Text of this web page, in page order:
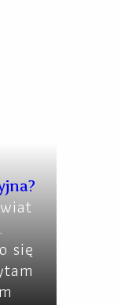
się